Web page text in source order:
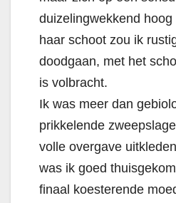
duizelingwekkend
haar schoot zou ik
doodgaan, met het
is volbracht.
Ik was meer dan
prikkelende
volle overgave
was ik goed
finaal koesterende